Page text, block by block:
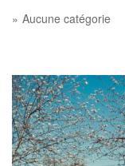
Aucune catégorie